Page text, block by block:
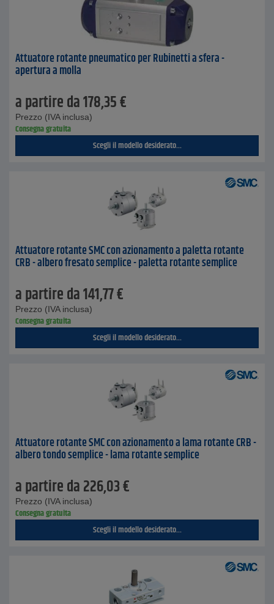
Attuatore rotante pneumatico per Rubinetti a sfera -
apertura a molla
a partire da178,35€
Prezzo (IVA inclusa)
Consegna gratuita
Scegli il modello desiderato...
Attuatore rotante SMC con azionamento a paletta rotante
CRB - albero fresato semplice - paletta rotante semplice
a partire da141,77€
Prezzo (IVA inclusa)
Consegna gratuita
Scegli il modello desiderato...
Attuatore rotante SMC con azionamento a lama rotante CRB -
albero tondo semplice - lama rotante semplice
a partire da226,03€
Prezzo (IVA inclusa)
Consegna gratuita
Scegli il modello desiderato...